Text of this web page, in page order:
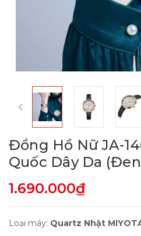
Đồng Hồ Nữ JA-
Quốc Dây Da
1.690.000₫
Loại máy: Quartz Nhật